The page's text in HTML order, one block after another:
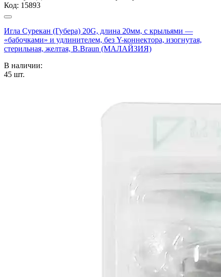
Код: 15893
Игла Сурекан (Губера) 20G, длина 20мм, с крыльями —
«бабочками» и удлинителем, без Y-коннектора, изогнутая,
стерильная, желтая, B.Braun (МАЛАЙЗИЯ)
В наличии:
45 шт.